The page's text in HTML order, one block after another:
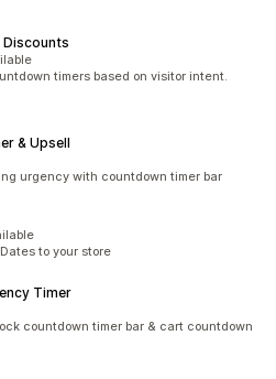
timers based on visitor intent.
& Upsell
urgency with countdown timer bar
to your store
Timer
countdown timer bar & cart countdown